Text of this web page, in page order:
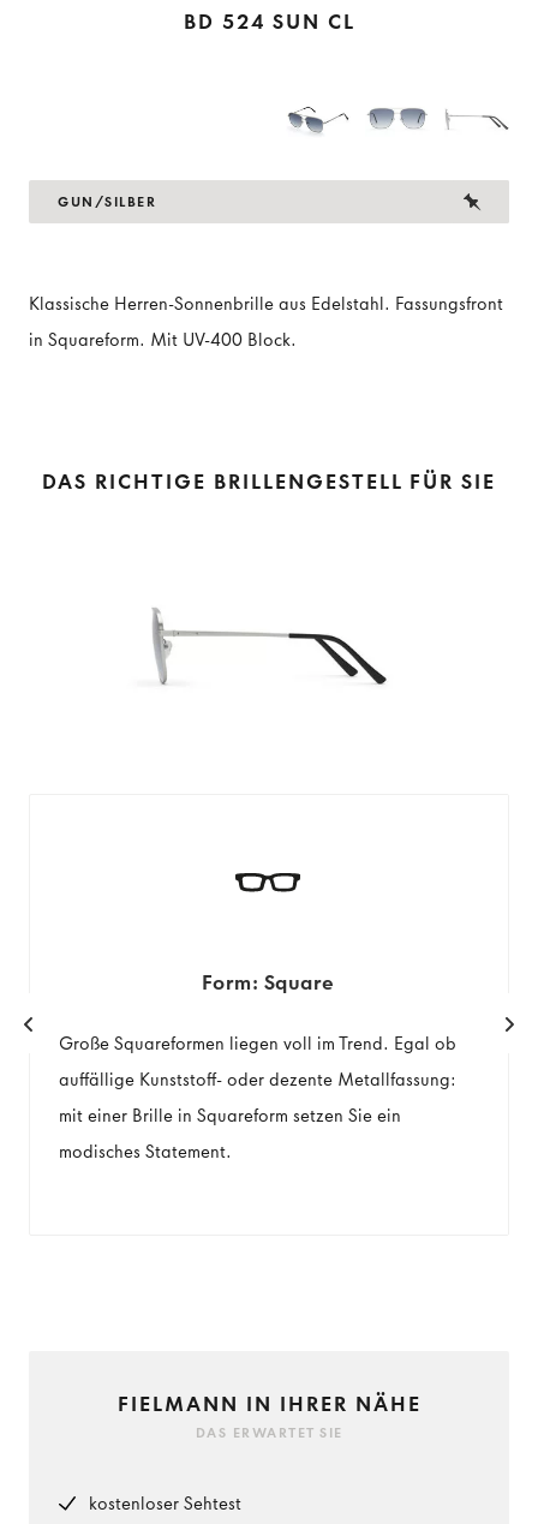
BD 524 SUN CL
GUN/SILBER
Klassische Herren-Sonnenbrille aus Edelstahl. Fassungsfront
in Squareform. Mit UV-400 Block.
DAS RICHTIGE BRILLENGESTELL FÜR SIE
Form: Square
Große Squareformen liegen voll im Trend. Egal ob
auffällige Kunststoff- oder dezente Metallfassung:
mit einer Brille in Squareform setzen Sie ein
modisches Statement.
FIELMANN IN IHRER NÄHE
DAS ERWARTET SIE
kostenloser Sehtest